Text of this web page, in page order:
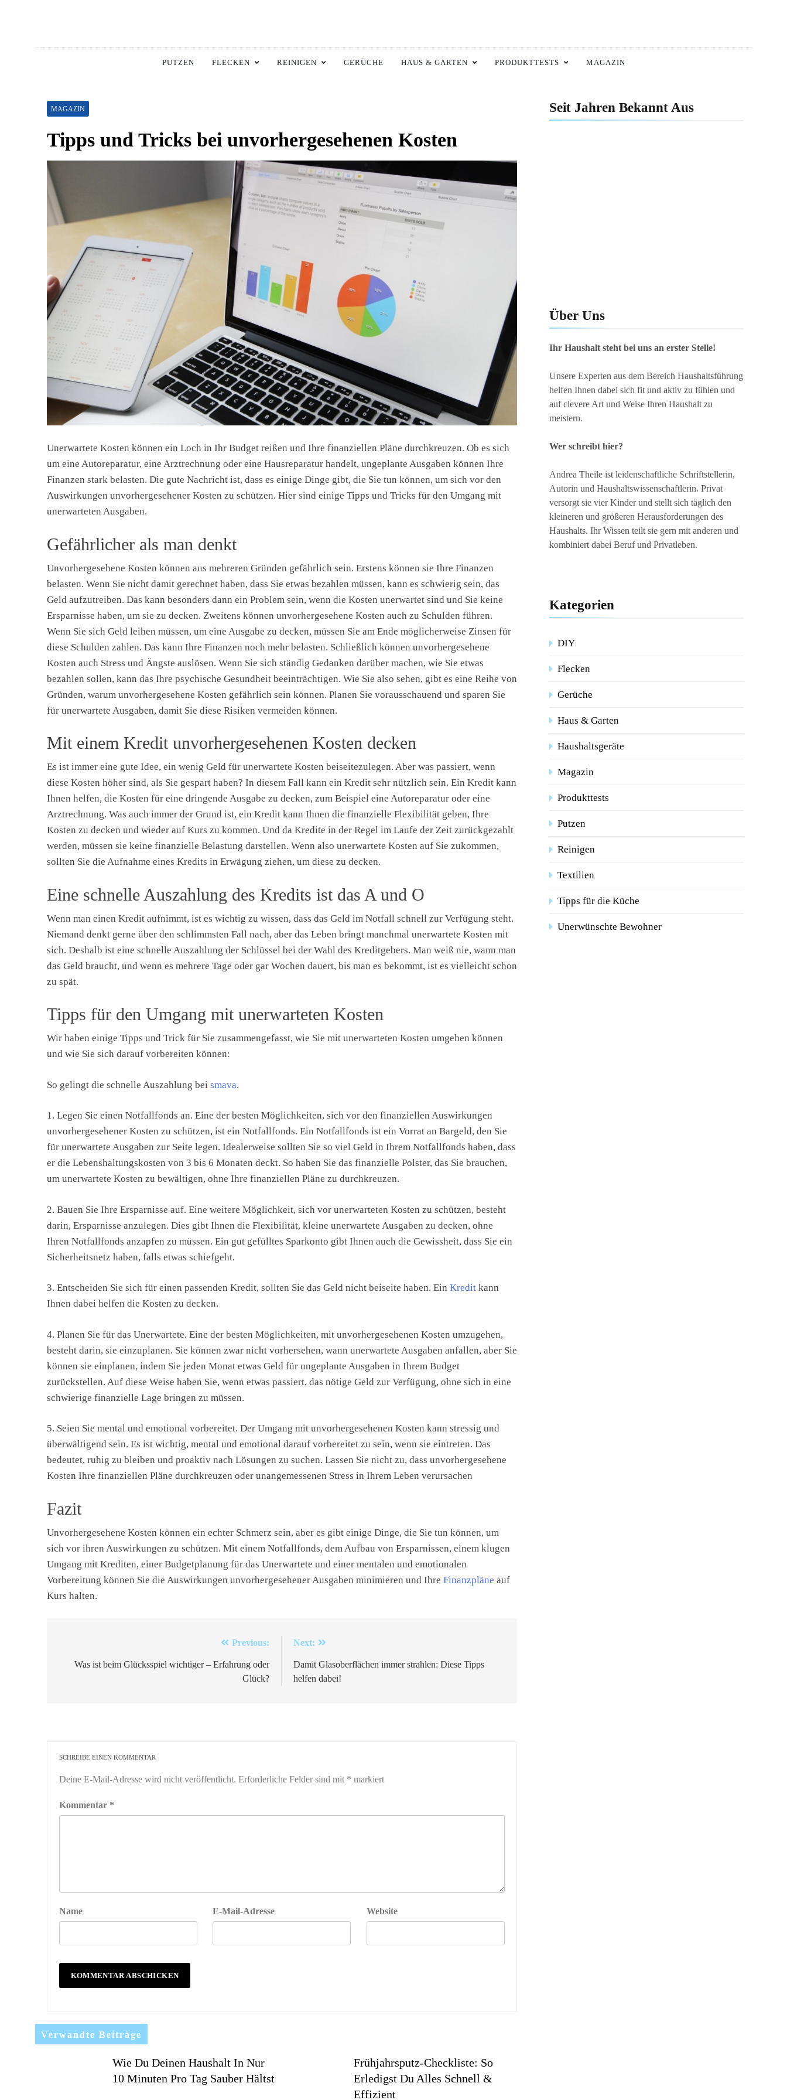
Haushaltswiki.de
Die Besten Tipps Für Zuhause.
PUTZEN FLECKEN REINIGEN GERÜCHE HAUS & GARTEN PRODUKTTESTS MAGAZIN
MAGAZIN
Tipps und Tricks bei unvorhergesehenen Kosten
Unerwartete Kosten können ein Loch in Ihr Budget reißen und Ihre finanziellen Pläne durchkreuzen. Ob es sich
um eine Autoreparatur, eine Arztrechnung oder eine Hausreparatur handelt, ungeplante Ausgaben können Ihre
Finanzen stark belasten. Die gute Nachricht ist, dass es einige Dinge gibt, die Sie tun können, um sich vor den
Auswirkungen unvorhergesehener Kosten zu schützen. Hier sind einige Tipps und Tricks für den Umgang mit
unerwarteten Ausgaben.
Gefährlicher als man denkt
Unvorhergesehene Kosten können aus mehreren Gründen gefährlich sein. Erstens können sie Ihre Finanzen
belasten. Wenn Sie nicht damit gerechnet haben, dass Sie etwas bezahlen müssen, kann es schwierig sein, das
Geld aufzutreiben. Das kann besonders dann ein Problem sein, wenn die Kosten unerwartet sind und Sie keine
Ersparnisse haben, um sie zu decken. Zweitens können unvorhergesehene Kosten auch zu Schulden führen.
Wenn Sie sich Geld leihen müssen, um eine Ausgabe zu decken, müssen Sie am Ende möglicherweise Zinsen für
diese Schulden zahlen. Das kann Ihre Finanzen noch mehr belasten. Schließlich können unvorhergesehene
Kosten auch Stress und Ängste auslösen. Wenn Sie sich ständig Gedanken darüber machen, wie Sie etwas
bezahlen sollen, kann das Ihre psychische Gesundheit beeinträchtigen. Wie Sie also sehen, gibt es eine Reihe von
Gründen, warum unvorhergesehene Kosten gefährlich sein können. Planen Sie vorausschauend und sparen Sie
für unerwartete Ausgaben, damit Sie diese Risiken vermeiden können.
Mit einem Kredit unvorhergesehenen Kosten decken
Es ist immer eine gute Idee, ein wenig Geld für unerwartete Kosten beiseitezulegen. Aber was passiert, wenn
diese Kosten höher sind, als Sie gespart haben? In diesem Fall kann ein Kredit sehr nützlich sein. Ein Kredit kann
Ihnen helfen, die Kosten für eine dringende Ausgabe zu decken, zum Beispiel eine Autoreparatur oder eine
Arztrechnung. Was auch immer der Grund ist, ein Kredit kann Ihnen die finanzielle Flexibilität geben, Ihre
Kosten zu decken und wieder auf Kurs zu kommen. Und da Kredite in der Regel im Laufe der Zeit zurückgezahlt
werden, müssen sie keine finanzielle Belastung darstellen. Wenn also unerwartete Kosten auf Sie zukommen,
sollten Sie die Aufnahme eines Kredits in Erwägung ziehen, um diese zu decken.
Eine schnelle Auszahlung des Kredits ist das A und O
Wenn man einen Kredit aufnimmt, ist es wichtig zu wissen, dass das Geld im Notfall schnell zur Verfügung steht.
Niemand denkt gerne über den schlimmsten Fall nach, aber das Leben bringt manchmal unerwartete Kosten mit
sich. Deshalb ist eine schnelle Auszahlung der Schlüssel bei der Wahl des Kreditgebers. Man weiß nie, wann man
das Geld braucht, und wenn es mehrere Tage oder gar Wochen dauert, bis man es bekommt, ist es vielleicht schon
zu spät.
Tipps für den Umgang mit unerwarteten Kosten
Wir haben einige Tipps und Trick für Sie zusammengefasst, wie Sie mit unerwarteten Kosten umgehen können
und wie Sie sich darauf vorbereiten können:
So gelingt die schnelle Auszahlung bei smava.
1. Legen Sie einen Notfallfonds an. Eine der besten Möglichkeiten, sich vor den finanziellen Auswirkungen
unvorhergesehener Kosten zu schützen, ist ein Notfallfonds. Ein Notfallfonds ist ein Vorrat an Bargeld, den Sie
für unerwartete Ausgaben zur Seite legen. Idealerweise sollten Sie so viel Geld in Ihrem Notfallfonds haben, dass
er die Lebenshaltungskosten von 3 bis 6 Monaten deckt. So haben Sie das finanzielle Polster, das Sie brauchen,
um unerwartete Kosten zu bewältigen, ohne Ihre finanziellen Pläne zu durchkreuzen.
2. Bauen Sie Ihre Ersparnisse auf. Eine weitere Möglichkeit, sich vor unerwarteten Kosten zu schützen, besteht
darin, Ersparnisse anzulegen. Dies gibt Ihnen die Flexibilität, kleine unerwartete Ausgaben zu decken, ohne
Ihren Notfallfonds anzapfen zu müssen. Ein gut gefülltes Sparkonto gibt Ihnen auch die Gewissheit, dass Sie ein
Sicherheitsnetz haben, falls etwas schiefgeht.
3. Entscheiden Sie sich für einen passenden Kredit, sollten Sie das Geld nicht beiseite haben. Ein Kreditkann
Ihnen dabei helfen die Kosten zu decken.
4. Planen Sie für das Unerwartete. Eine der besten Möglichkeiten, mit unvorhergesehenen Kosten umzugehen,
besteht darin, sie einzuplanen. Sie können zwar nicht vorhersehen, wann unerwartete Ausgaben anfallen, aber Sie
können sie einplanen, indem Sie jeden Monat etwas Geld für ungeplante Ausgaben in Ihrem Budget
zurückstellen. Auf diese Weise haben Sie, wenn etwas passiert, das nötige Geld zur Verfügung, ohne sich in eine
schwierige finanzielle Lage bringen zu müssen.
5. Seien Sie mental und emotional vorbereitet. Der Umgang mit unvorhergesehenen Kosten kann stressig und
überwältigend sein. Es ist wichtig, mental und emotional darauf vorbereitet zu sein, wenn sie eintreten. Das
bedeutet, ruhig zu bleiben und proaktiv nach Lösungen zu suchen. Lassen Sie nicht zu, dass unvorhergesehene
Kosten Ihre finanziellen Pläne durchkreuzen oder unangemessenen Stress in Ihrem Leben verursachen
Fazit
Unvorhergesehene Kosten können ein echter Schmerz sein, aber es gibt einige Dinge, die Sie tun können, um
sich vor ihren Auswirkungen zu schützen. Mit einem Notfallfonds, dem Aufbau von Ersparnissen, einem klugen
Umgang mit Krediten, einer Budgetplanung für das Unerwartete und einer mentalen und emotionalen
Vorbereitung können Sie die Auswirkungen unvorhergesehener Ausgaben minimieren und Ihre Finanzpläne auf
Kurs halten.
Previous:
Was ist beim Glücksspiel wichtiger – Erfahrung oder
Glück?
Next:
Damit Glasoberflächen immer strahlen: Diese Tipps
helfen dabei!
SCHREIBE EINEN KOMMENTAR
Deine E-Mail-Adresse wird nicht veröffentlicht. Erforderliche Felder sind mit * markiert
Kommentar *
Name E-Mail-Adresse Website
Verwandte Beiträge
Wie Du Deinen Haushalt In Nur
10 Minuten Pro Tag Sauber Hältst
Frühjahrsputz-Checkliste: So
Erledigst Du Alles Schnell &
Effizient
Seit Jahren Bekannt Aus
Über Uns
Ihr Haushalt steht bei uns an erster Stelle!
Unsere Experten aus dem Bereich Haushaltsführung
helfen Ihnen dabei sich fit und aktiv zu fühlen und
auf clevere Art und Weise Ihren Haushalt zu
meistern.
Wer schreibt hier?
Andrea Theile ist leidenschaftliche Schriftstellerin,
Autorin und Haushaltswissenschaftlerin. Privat
versorgt sie vier Kinder und stellt sich täglich den
kleineren und größeren Herausforderungen des
Haushalts. Ihr Wissen teilt sie gern mit anderen und
kombiniert dabei Beruf und Privatleben.
Kategorien
DIY
Flecken
Gerüche
Haus & Garten
Haushaltsgeräte
Magazin
Produkttests
Putzen
Reinigen
Textilien
Tipps für die Küche
Unerwünschte Bewohner